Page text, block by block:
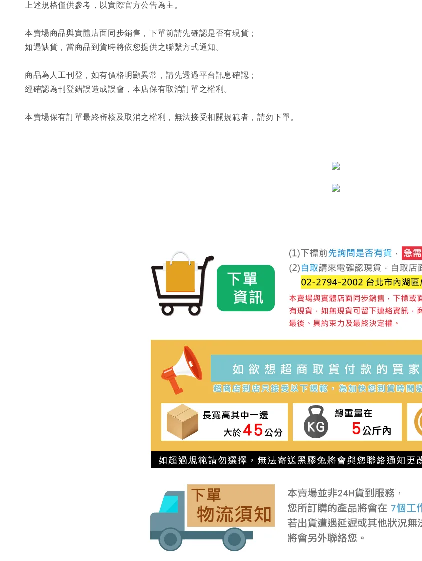
上述規格僅供參考，以實際官方公告為主。
本賣場商品與實體店面同步銷售，下單前請先確認是否有現貨；
如遇缺貨，當商品到貨時將依您提供之聯繫方式通知。
商品為人工刊登，如有價格明顯異常，請先透過平台訊息確認；
經確認為刊登錯誤造成誤會，本店保有取消訂單之權利。
本賣場保有訂單最終審核及取消之權利，無法接受相關規範者，請勿下單。